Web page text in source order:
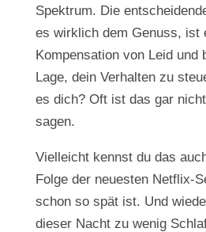
Spektrum. Die
es wirklich dem Genuss, ist
Kompensation von Leid und
Lage, dein Verhalten zu
es dich? Oft ist das gar
sagen.
Vielleicht kennst du das
Folge der neuesten Netflix-
schon so spät ist. Und
dieser Nacht zu wenig